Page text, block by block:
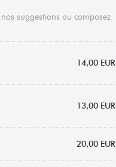
suggestions ou composez
14,00 EUR
13,00 EUR
20,00 EUR